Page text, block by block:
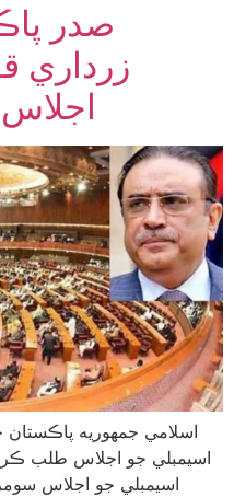
صدر
زرداري
اسلامي جمهوريه
اسيمبلي جو اجلاس طلب